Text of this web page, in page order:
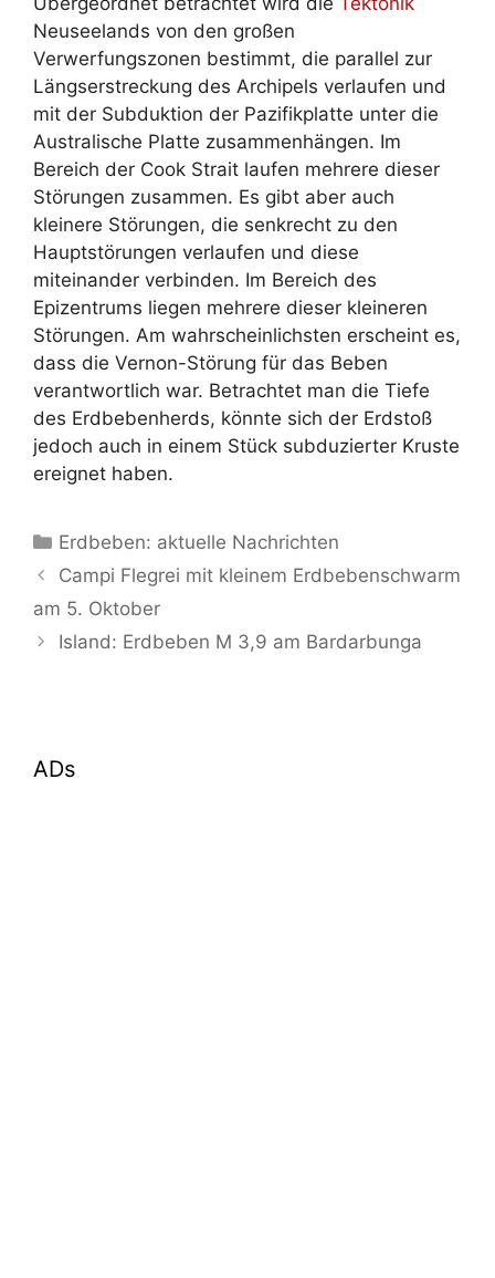
Neuseelands von den großen
Verwerfungszonen bestimmt, die parallel zur
Längserstreckung des Archipels verlaufen und
mit der Subduktion der Pazifikplatte unter die
Australische Platte zusammenhängen. Im
Bereich der Cook Strait laufen mehrere dieser
Störungen zusammen. Es gibt aber auch
kleinere Störungen, die senkrecht zu den
Hauptstörungen verlaufen und diese
miteinander verbinden. Im Bereich des
Epizentrums liegen mehrere dieser kleineren
Störungen. Am wahrscheinlichsten erscheint es,
dass die Vernon-Störung für das Beben
verantwortlich war. Betrachtet man die Tiefe
des Erdbebenherds, könnte sich der Erdstoß
jedoch auch in einem Stück subduzierter Kruste
ereignet haben.
Kategorien
Erdbeben: aktuelle Nachrichten
Campi Flegrei mit kleinem Erdbebenschwarm
am 5. Oktober
Island: Erdbeben M 3,9 am Bardarbunga
ADs